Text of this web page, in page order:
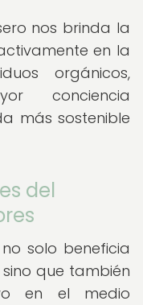
nos brinda la
en la
orgánicos,
conciencia
más sostenible
del
solo beneficia
que también
en el medio